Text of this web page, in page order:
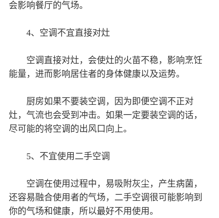
会影响餐厅的气场。
4、空调不宜直接对灶
空调直接对灶，会使灶的火苗不稳，影响烹饪
能量，进而影响居住者的身体健康以及运势。
厨房如果不要装空调，因为即便空调不正对
灶，气流也会受到冲击。如果一定要装空调的话，
尽可能的将空调的出风口向上。
5、不宜使用二手空调
空调在使用过程中，易吸附灰尘，产生病菌，
还容易融合使用者的气场，二手空调很可能影响到
你的气场和健康，所以最好不用使用。